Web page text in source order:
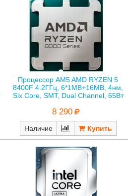
Процессор AM5 AMD RYZEN 5
8400F 4.2ГГц, 6*1MB+16MB, 4нм,
Six Core, SMT, Dual Channel, 65Вт
8 290
Наличие